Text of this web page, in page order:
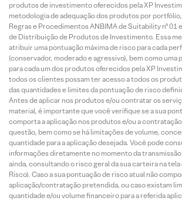
produtos de investimento oferecidos pela XP
metodologia de adequação dos produtos por
Regras e Procedimentos ANBIMA de Suitability nº 01
de Distribuição de Produtos de Investimento. Essa
atribuir uma pontuação máxima de risco para cada
(conservador, moderado e agressivo), bem como uma
para cada um dos produtos oferecidos pela XP
todos os clientes possam ter acesso a todos os
das quantidades e limites da pontuação de risco
Antes de aplicar nos produtos e/ou contratar os
material, é importante que você verifique se a sua
comporta a aplicação nos produtos e/ou a
questão, bem como se há limitações de volume,
quantidade para a aplicação desejada. Você pode
informações diretamente no momento da transmissão
ainda, consultando o risco geral da sua carteira na
Risco). Caso a sua pontuação de risco atual não
aplicação/contratação pretendida, ou caso existam
quantidade e/ou volume financeiro para a referida